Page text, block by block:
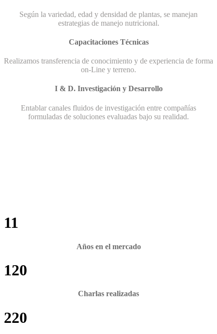
Según la variedad, edad y densidad de plantas, se manejan
estrategias de manejo nutricional.
Capacitaciones Técnicas
Realizamos transferencia de conocimiento y de experiencia de forma
on-Line y terreno.
I & D. Investigación y Desarrollo
Entablar canales fluidos de investigación entre compañías
formuladas de soluciones evaluadas bajo su realidad.
11
Años en el mercado
120
Charlas realizadas
220